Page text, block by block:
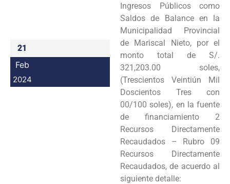
21
Feb
2024
Ingresos Públicos como
Saldos de Balance en la
Municipalidad Provincial
de Mariscal Nieto, por el
monto total de S/.
321,203.00 soles,
(Trescientos Veintiún Mil
Doscientos Tres con
00/100 soles), en la fuente
de financiamiento 2
Recursos Directamente
Recaudados – Rubro 09
Recursos Directamente
Recaudados, de acuerdo al
siguiente detalle: